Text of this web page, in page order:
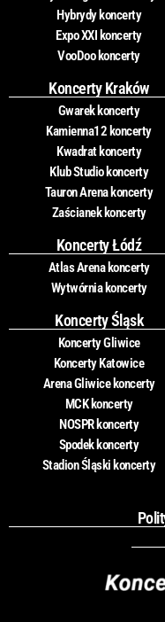
Hybrydy koncerty
Expo XXI koncerty
VooDoo koncerty
Koncerty Kraków
Gwarek koncerty
Kamienna12 koncerty
Kwadrat koncerty
Klub Studio koncerty
Tauron Arena koncerty
Zaścianek koncerty
Koncerty Łódź
Atlas Arena koncerty
Wytwórnia koncerty
Koncerty Śląsk
Koncerty Gliwice
Koncerty Katowice
Arena Gliwice koncerty
MCK koncerty
NOSPR koncerty
Spodek koncerty
Stadion Śląski koncerty